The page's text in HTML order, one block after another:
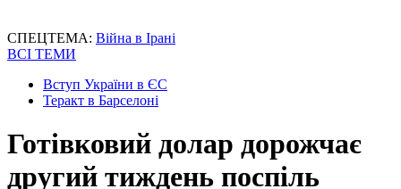
СПЕЦТЕМА: Війна в Ірані
ВСІ ТЕМИ
Вступ України в ЄС
Теракт в Барселоні
Готівковий долар дорожчає
другий тиждень поспіль